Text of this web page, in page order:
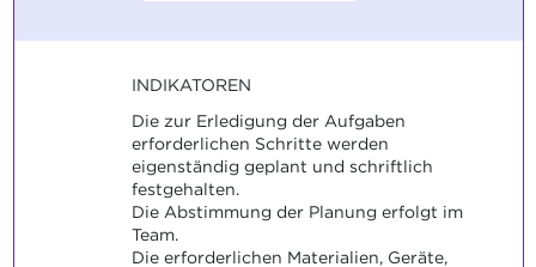
INDIKATOREN
Die zur Erledigung der Aufgaben
erforderlichen Schritte werden
eigenständig geplant und schriftlich
festgehalten.
Die Abstimmung der Planung erfolgt im
Team.
Die erforderlichen Materialien, Geräte,